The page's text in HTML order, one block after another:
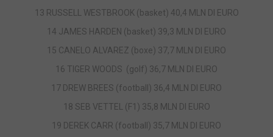
13 RUSSELL WESTBROOK (basket) 40,4 MLN DI EURO
14 JAMES HARDEN (basket) 39,3 MLN DI EURO
15 CANELO ALVAREZ (boxe) 37,7 MLN DI EURO
16 TIGER WOODS (golf) 36,7 MLN DI EURO
17 DREW BREES (football) 36,4 MLN DI EURO
18 SEB VETTEL (F1) 35,8 MLN DI EURO
19 DEREK CARR (football) 35,7 MLN DI EURO